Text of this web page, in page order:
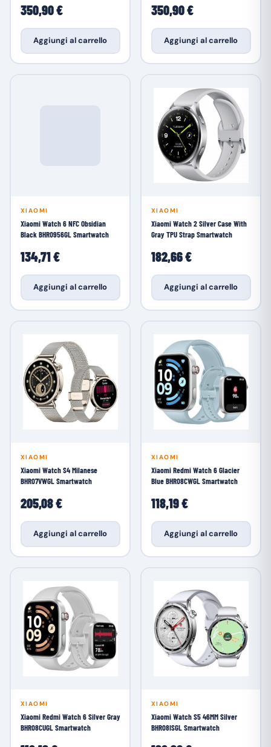
350,90 €
Aggiungi al carrello
350,90 €
Aggiungi al carrello
XIAOMI
Xiaomi Watch 6 NFC Obsidian
Black BHR0956GL Smartwatch
134,71 €
Aggiungi al carrello
XIAOMI
Xiaomi Watch 2 Silver Case With
Gray TPU Strap Smartwatch
182,66 €
Aggiungi al carrello
XIAOMI
Xiaomi Watch S4 Milanese
BHR07VWGL Smartwatch
205,08 €
Aggiungi al carrello
XIAOMI
Xiaomi Redmi Watch 6 Glacier
Blue BHR08CWGL Smartwatch
118,19 €
Aggiungi al carrello
XIAOMI
Xiaomi Redmi Watch 6 Silver Gray
BHR08CUGL Smartwatch
XIAOMI
Xiaomi Watch S5 46MM Silver
BHR08ISGL Smartwatch